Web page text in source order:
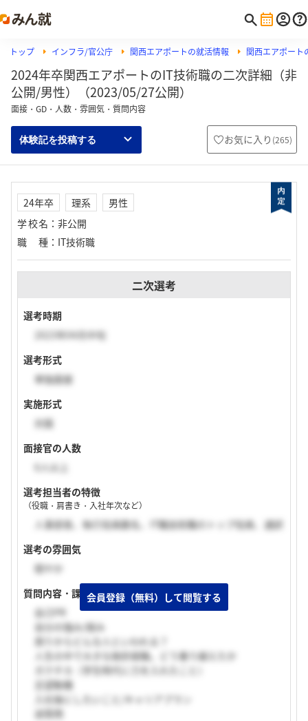
トップ インフラ/官公庁 関西エアポートの就活情報 関西エアポート
2024年卒関西エアポートのIT技術職の二次詳細（非
公開/男性）（2023/05/27公開）
面接・GD・人数・雰囲気・質問内容
体験記を投稿する お気に入り (265)
24年卒 理系
男性
学校名 ： 非公開
職種 ： IT技術職
二次選考
選考時期
2023年04月中旬
選考形式
単独面接
実施形式
対面
面接官の人数
6人以上
選考担当者の特徴
（役職・肩書き・入社年次など）
人事部長、執行役員数名、IT職技術職のトップ役員、通訳
選考の雰囲気
穏やか
質問内容・課題
自己PR
自分の強み/弱み
周りからどんな人といわれる？
人生の中で大きな挫折経験。どう乗り越えたか
ガクチカ（学生時代に力を入れたこと）
志望動機
入社後にしたいこと/キャリアプラン
逆質問